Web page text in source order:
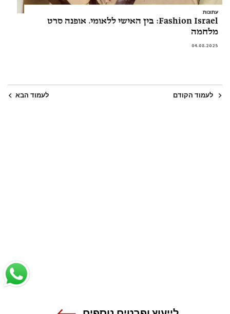
עתונות
Fashion Israel: בין האישי ללאומי. אופנה סרט
מלחמה
04.08.2025
לעמוד הקודם לעמוד הבא